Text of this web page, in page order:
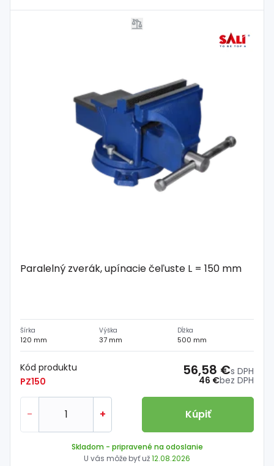
Paralelný zverák, upínacie čeľuste L = 150 mm
Šírka
120 mm
Výška
37 mm
Dĺžka
500 mm
Kód produktu
PZ150
46 €bez DPH
56,58 €s DPH
- + Kúpiť
Skladom - pripravené na odoslanie
U vás môže byť už12.08.2026